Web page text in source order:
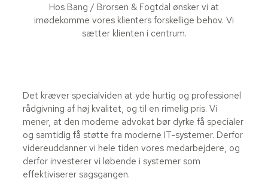
Hos Bang / Brorsen & Fogtdal ønsker vi at
imødekomme vores klienters forskellige behov. Vi
sætter klienten i centrum.
Det kræver specialviden at yde hurtig og professionel
rådgivning af høj kvalitet, og til en rimelig pris. Vi
mener, at den moderne advokat bør dyrke få specialer
og samtidig få støtte fra moderne IT-systemer. Derfor
videreuddanner vi hele tiden vores medarbejdere, og
derfor investerer vi løbende i systemer som
effektiviserer sagsgangen.